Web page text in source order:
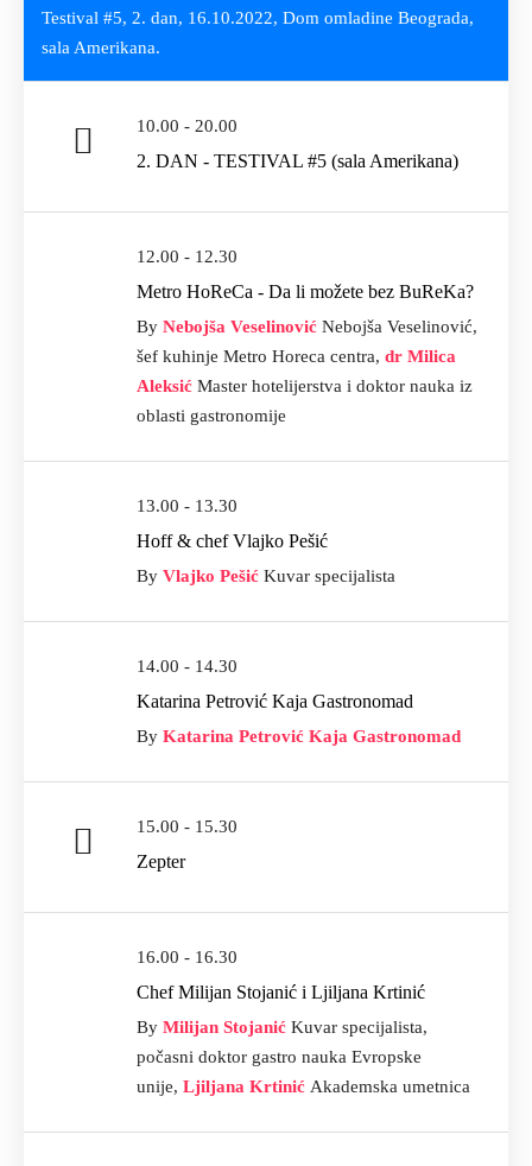
Testival #5, 2. dan, 16.10.2022, Dom omladine Beograda,
sala Amerikana.
10.00 - 20.00
2. DAN - TESTIVAL #5 (sala Amerikana)
12.00 - 12.30
Metro HoReCa - Da li možete bez BuReKa?
By Nebojša Veselinović Nebojša Veselinović,
šef kuhinje Metro Horeca centra, dr Milica
Aleksić Master hotelijerstva i doktor nauka iz
oblasti gastronomije
13.00 - 13.30
Hoff & chef Vlajko Pešić
By Vlajko Pešić Kuvar specijalista
14.00 - 14.30
Katarina Petrović Kaja Gastronomad
By Katarina Petrović Kaja Gastronomad
15.00 - 15.30
Zepter
16.00 - 16.30
Chef Milijan Stojanić i Ljiljana Krtinić
By Milijan Stojanić Kuvar specijalista,
počasni doktor gastro nauka Evropske
unije, Ljiljana Krtinić Akademska umetnica